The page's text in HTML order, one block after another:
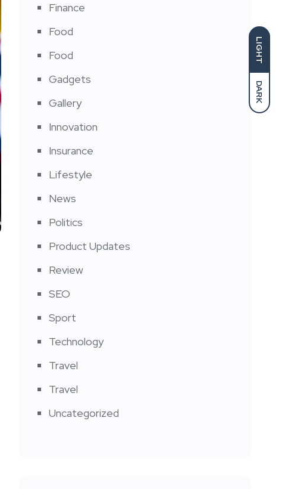
LIGHT
DARK
Finance
Food
Food
Gadgets
Gallery
Innovation
Insurance
Lifestyle
News
Politics
Product Updates
Review
SEO
Sport
Technology
Travel
Travel
Uncategorized